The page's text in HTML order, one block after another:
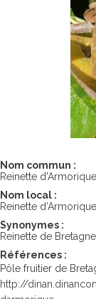
Nom commun :
Reinette d'Armorique
Nom local :
Reinette
Synonymes :
Reinette de Bretagne
Références :
Pôle fruitier de
http://